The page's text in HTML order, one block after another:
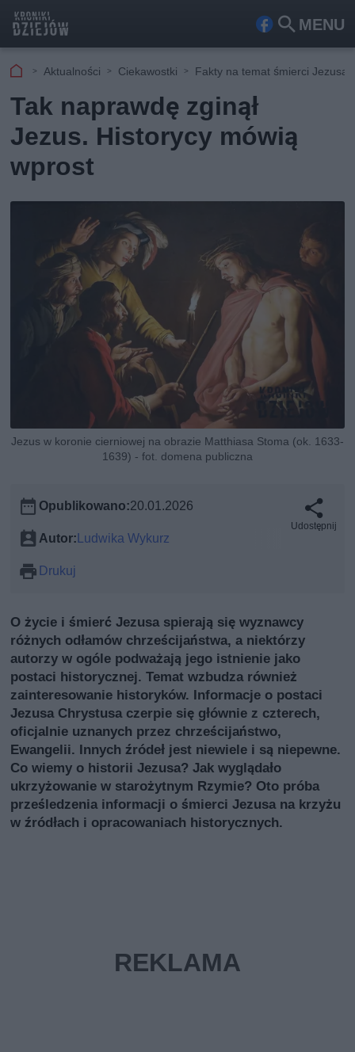
MENU
Fa
ook
Szu
kaj
Aktualności Ciekawostki Fakty na temat śmierci Jezusa
Tak naprawdę zginął
Jezus. Historycy mówią
wprost
Jezus w koronie cierniowej na obrazie Matthiasa Stoma (ok. 1633-
1639) - fot. domena publiczna
Opublikowano:20.01.2026
Autor:Ludwika Wykurz
Drukuj
Udostępnij
O życie i śmierć Jezusa spierają się wyznawcy
różnych odłamów chrześcijaństwa, a niektórzy
autorzy w ogóle podważają jego istnienie jako
postaci historycznej. Temat wzbudza również
zainteresowanie historyków. Informacje o postaci
Jezusa Chrystusa czerpie się głównie z czterech,
oficjalnie uznanych przez chrześcijaństwo,
Ewangelii. Innych źródeł jest niewiele i są niepewne.
Co wiemy o historii Jezusa? Jak wyglądało
ukrzyżowanie w starożytnym Rzymie? Oto próba
prześledzenia informacji o śmierci Jezusa na krzyżu
w źródłach i opracowaniach historycznych.